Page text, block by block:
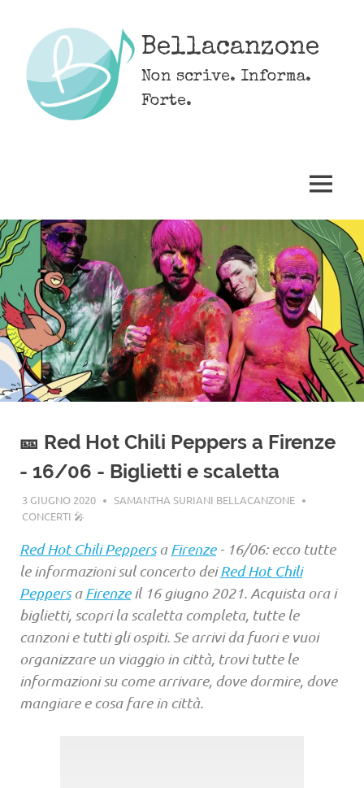
content
Bellacanzone
Non scrive. Informa.
Forte.
MENU
🎫 Red Hot Chili Peppers a Firenze
- 16/06 - Biglietti e scaletta
3 GIUGNO 2020
SAMANTHA SURIANI BELLACANZONE
CONCERTI 🎤
Red Hot Chili PeppersaFirenze- 16/06: ecco tutte
le informazioni sul concerto deiRed Hot Chili
PeppersaFirenzeil 16 giugno 2021. Acquista ora i
biglietti, scopri la scaletta completa, tutte le
canzoni e tutti gli ospiti. Se arrivi da fuori e vuoi
organizzare un viaggio in città, trovi tutte le
informazioni su come arrivare, dove dormire, dove
mangiare e cosa fare in città.